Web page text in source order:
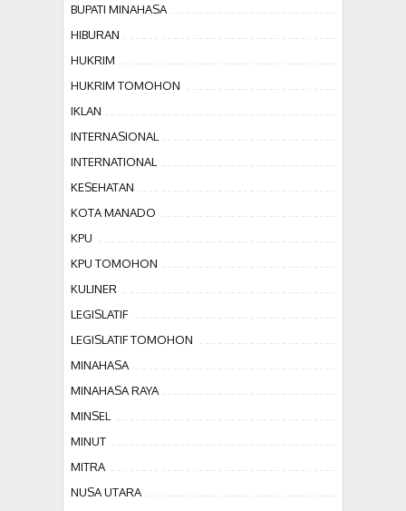
BUPATI MINAHASA
HIBURAN
HUKRIM
HUKRIM TOMOHON
IKLAN
INTERNASIONAL
INTERNATIONAL
KESEHATAN
KOTA MANADO
KPU
KPU TOMOHON
KULINER
LEGISLATIF
LEGISLATIF TOMOHON
MINAHASA
MINAHASA RAYA
MINSEL
MINUT
MITRA
NUSA UTARA